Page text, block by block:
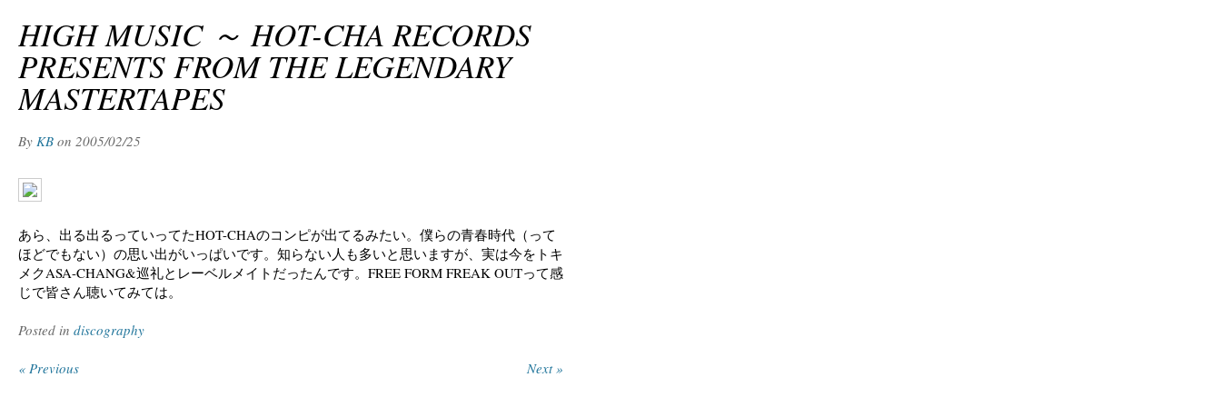
HIGH MUSIC ～ HOT-CHA RECORDS
PRESENTS FROM THE LEGENDARY
MASTERTAPES
By KB on 2005/02/25
あら、出る出るっていってたHOT-CHAのコンピが出てるみたい。僕らの青春時代（って
ほどでもない）の思い出がいっぱいです。知らない人も多いと思いますが、実は今をトキ
メクASA-CHANG&巡礼とレーベルメイトだったんです。FREE FORM FREAK OUTって感
じで皆さん聴いてみては。
Posted in discography
« Previous Next »